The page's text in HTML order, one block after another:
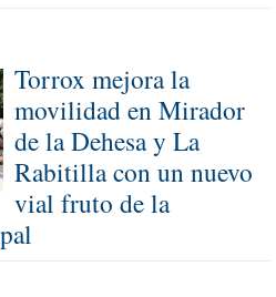
Torrox mejora la
movilidad en Mirador
de la Dehesa y La
Rabitilla con un nuevo
vial fruto de la